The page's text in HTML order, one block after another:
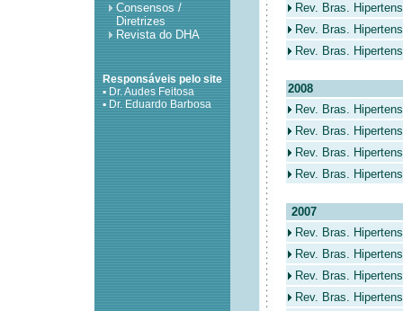
Consensos /
Diretrizes
Revista do DHA
Responsáveis pelo site
▪ Dr. Audes Feitosa
▪ Dr. Eduardo Barbosa
Rev. Bras.
Rev. Bras.
Rev. Bras.
2008
Rev. Bras.
Rev. Bras.
Rev. Bras.
Rev. Bras.
2007
Rev. Bras.
Rev. Bras.
Rev. Bras.
Rev. Bras.